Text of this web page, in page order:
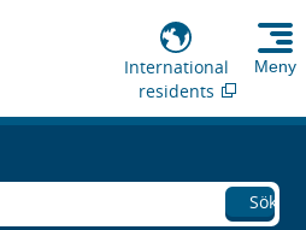
International
residents
Meny
Sök